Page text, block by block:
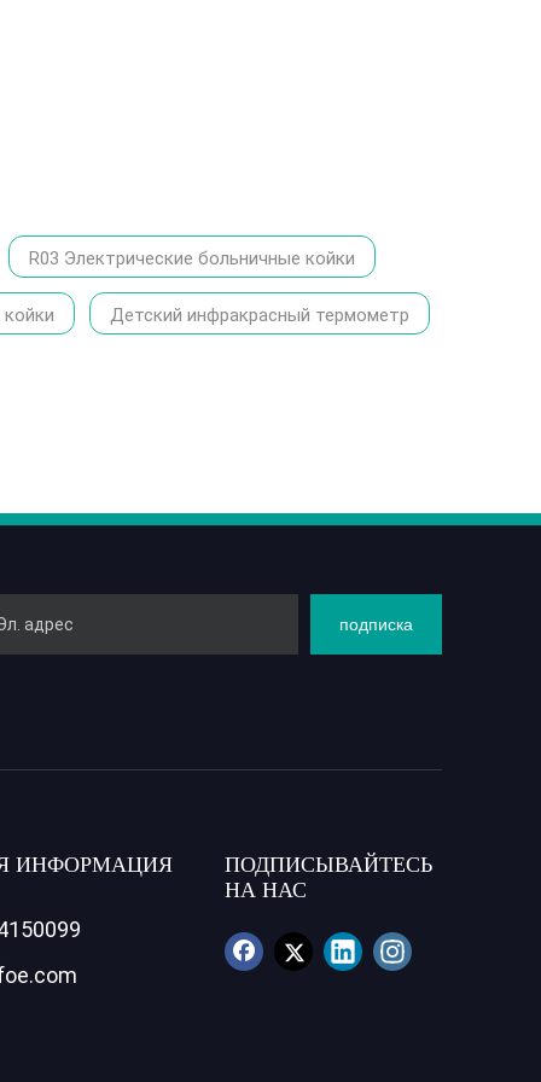
R03 Электрические больничные койки
Детский инфракрасный термометр
подписка
ИНФОРМАЦИЯ
ПОДПИСЫВАЙТЕСЬ
НА НАС